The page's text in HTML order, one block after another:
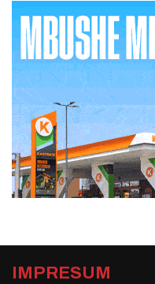
IMPRESUM